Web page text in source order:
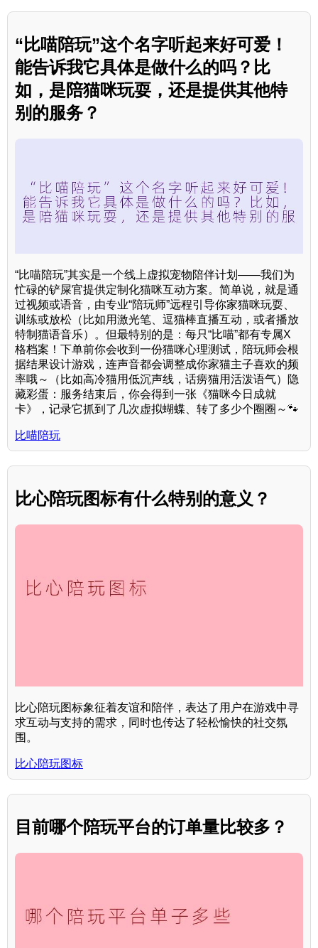
“比喵陪玩”这个名字听起来好可爱！
能告诉我它具体是做什么的吗？比
如，是陪猫咪玩耍，还是提供其他特
别的服务？
“比喵陪玩”其实是一个线上虚拟宠物陪伴计划——我们为
忙碌的铲屎官提供定制化猫咪互动方案。简单说，就是通
过视频或语音，由专业“陪玩师”远程引导你家猫咪玩耍、
训练或放松（比如用激光笔、逗猫棒直播互动，或者播放
特制猫语音乐）。但最特别的是：每只“比喵”都有专属X
格档案！下单前你会收到一份猫咪心理测试，陪玩师会根
据结果设计游戏，连声音都会调整成你家猫主子喜欢的频
率哦～（比如高冷猫用低沉声线，话痨猫用活泼语气）隐
藏彩蛋：服务结束后，你会得到一张《猫咪今日成就
卡》，记录它抓到了几次虚拟蝴蝶、转了多少个圈圈～🐾
比喵陪玩
比心陪玩图标有什么特别的意义？
比心陪玩图标象征着友谊和陪伴，表达了用户在游戏中寻
求互动与支持的需求，同时也传达了轻松愉快的社交氛
围。
比心陪玩图标
目前哪个陪玩平台的订单量比较多？